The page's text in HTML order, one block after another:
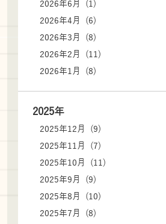
2026年6月 (1)
2026年4月 (6)
2026年3月 (8)
2026年2月 (11)
2026年1月 (8)
2025年
2025年12月 (9)
2025年11月 (7)
2025年10月 (11)
2025年9月 (9)
2025年8月 (10)
2025年7月 (8)